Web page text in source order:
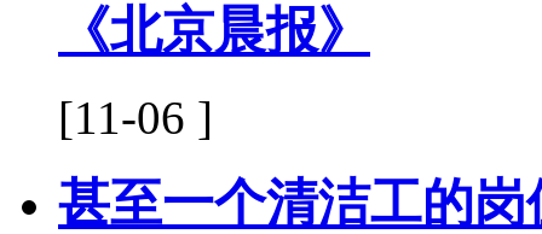
《北京晨报》
[11-06 ]
甚至一个清洁工的